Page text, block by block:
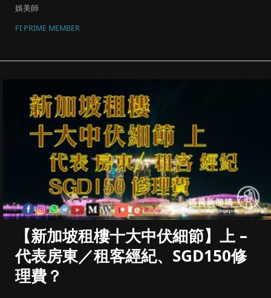
娛美師
FI PRIME MEMBER
【新加坡租樓十大中伏細節】上 –
代表房東／租客經紀、SGD150修
理費？